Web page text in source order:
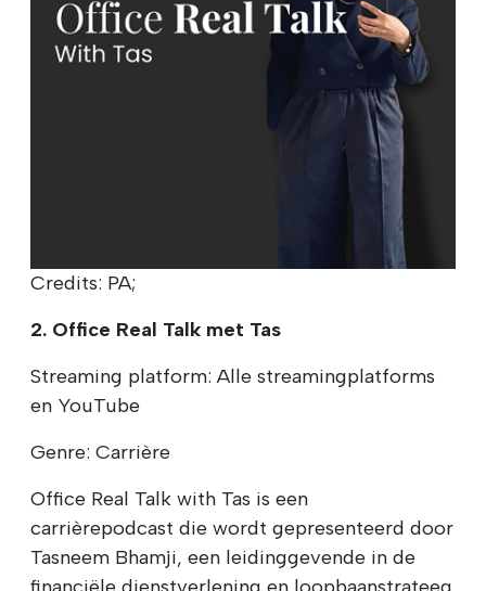
Credits: PA;
2. Office Real Talk met Tas
Streaming platform: Alle streamingplatforms
en YouTube
Genre: Carrière
Office Real Talk with Tas is een
carrièrepodcast die wordt gepresenteerd door
Tasneem Bhamji, een leidinggevende in de